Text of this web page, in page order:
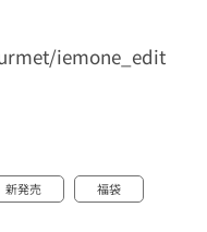
iemone_edit
新発売 福袋